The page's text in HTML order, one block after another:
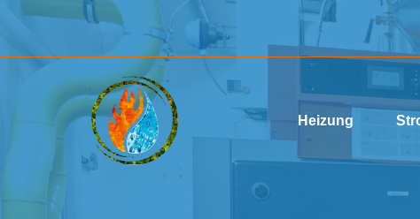
Zum
springen
Heizung